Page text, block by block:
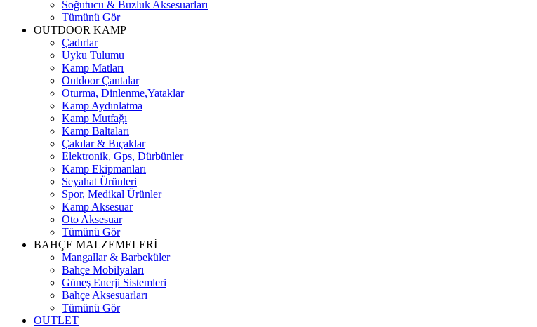
Soğutucu & Buzluk Aksesuarları
Tümünü Gör
OUTDOOR KAMP
Çadırlar
Uyku Tulumu
Kamp Matları
Outdoor Çantalar
Oturma, Dinlenme,Yataklar
Kamp Aydınlatma
Kamp Mutfağı
Kamp Baltaları
Çakılar & Bıçaklar
Elektronik, Gps, Dürbünler
Kamp Ekipmanları
Seyahat Ürünleri
Spor, Medikal Ürünler
Kamp Aksesuar
Oto Aksesuar
Tümünü Gör
BAHÇE MALZEMELERİ
Mangallar & Barbeküler
Bahçe Mobilyaları
Güneş Enerji Sistemleri
Bahçe Aksesuarları
Tümünü Gör
OUTLET